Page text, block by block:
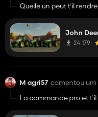
Quelle un peut t'il
John
24 179
M agri57 comentou um
La commande pro et